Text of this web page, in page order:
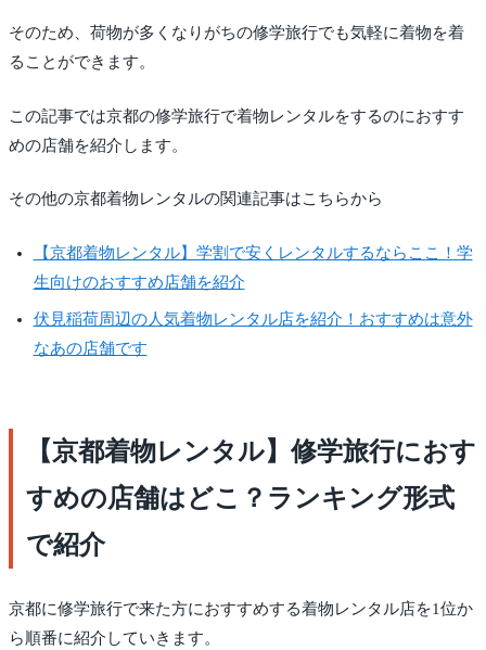
そのため、荷物が多くなりがちの修学旅行でも気軽に着物を着
ることができます。
この記事では京都の修学旅行で着物レンタルをするのにおすす
めの店舗を紹介します。
その他の京都着物レンタルの関連記事はこちらから
【京都着物レンタル】学割で安くレンタルするならここ！学
生向けのおすすめ店舗を紹介
伏見稲荷周辺の人気着物レンタル店を紹介！おすすめは意外
なあの店舗です
【京都着物レンタル】修学旅行におす
すめの店舗はどこ？ランキング形式
で紹介
京都に修学旅行で来た方におすすめする着物レンタル店を1位か
ら順番に紹介していきます。